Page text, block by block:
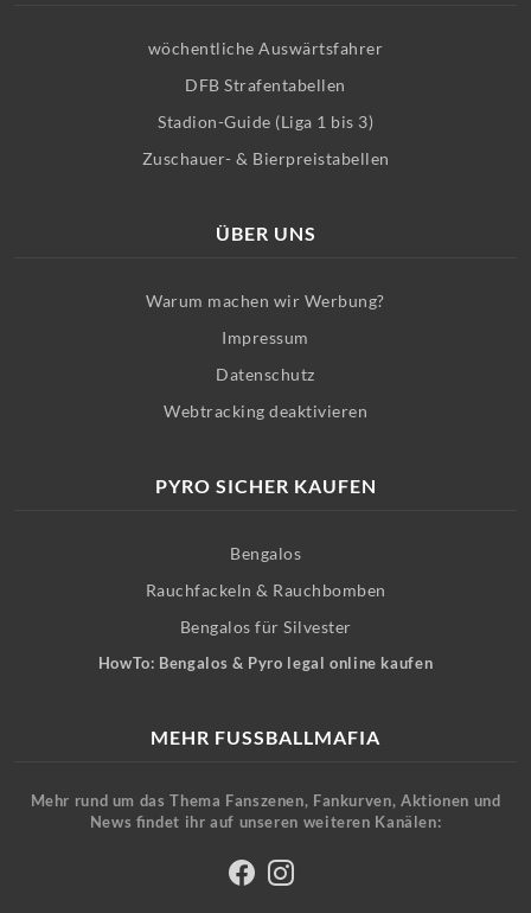
wöchentliche Auswärtsfahrer
DFB Strafentabellen
Stadion-Guide (Liga 1 bis 3)
Zuschauer- & Bierpreistabellen
ÜBER UNS
Warum machen wir Werbung?
Impressum
Datenschutz
Webtracking deaktivieren
PYRO SICHER KAUFEN
Bengalos
Rauchfackeln & Rauchbomben
Bengalos für Silvester
HowTo: Bengalos & Pyro legal online kaufen
MEHR FUSSBALLMAFIA
Mehr rund um das Thema Fanszenen, Fankurven, Aktionen und
News findet ihr auf unseren weiteren Kanälen: